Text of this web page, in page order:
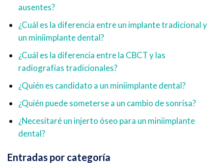
ausentes?
¿Cuál es la diferencia entre un implante tradicional y
un miniimplante dental?
¿Cuál es la diferencia entre la CBCT y las
radiografías tradicionales?
¿Quién es candidato a un miniimplante dental?
¿Quién puede someterse a un cambio de sonrisa?
¿Necesitaré un injerto óseo para un miniimplante
dental?
Entradas por categoría